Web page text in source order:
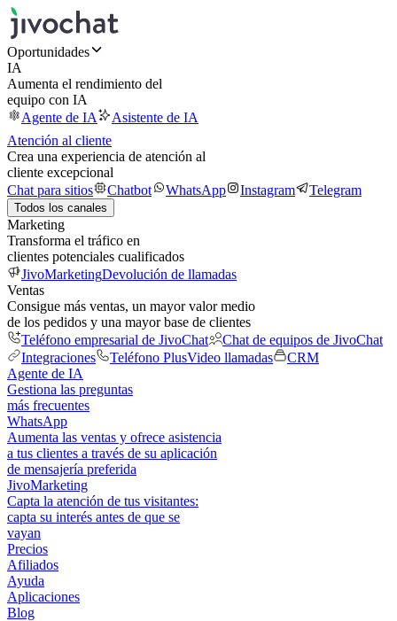
Oportunidades
IA
Aumenta el rendimiento del
equipo con IA
Agente de IA
Asistente de IA
Atención al cliente
Crea una experiencia de atención al
cliente excepcional
Chat para sitios
Chatbot WhatsApp Instagram Telegram
Todos los canales
Marketing
Transforma el tráfico en
clientes potenciales cualificados
JivoMarketingDevolución de llamadas
Ventas
Consigue más ventas, un mayor valor medio
de los pedidos y una mayor base de clientes
Teléfono empresarial de JivoChat
Chat de equipos de JivoChat
Integraciones
Teléfono PlusVideo llamadas
CRM
Agente de IA
Gestiona las preguntas
más frecuentes
WhatsApp
Aumenta las ventas y ofrece asistencia
a tus clientes a través de su aplicación
de mensajería preferida
JivoMarketing
Capta la atención de tus visitantes:
capta su interés antes de que se
vayan
Precios
Afiliados
Ayuda
Aplicaciones
Blog